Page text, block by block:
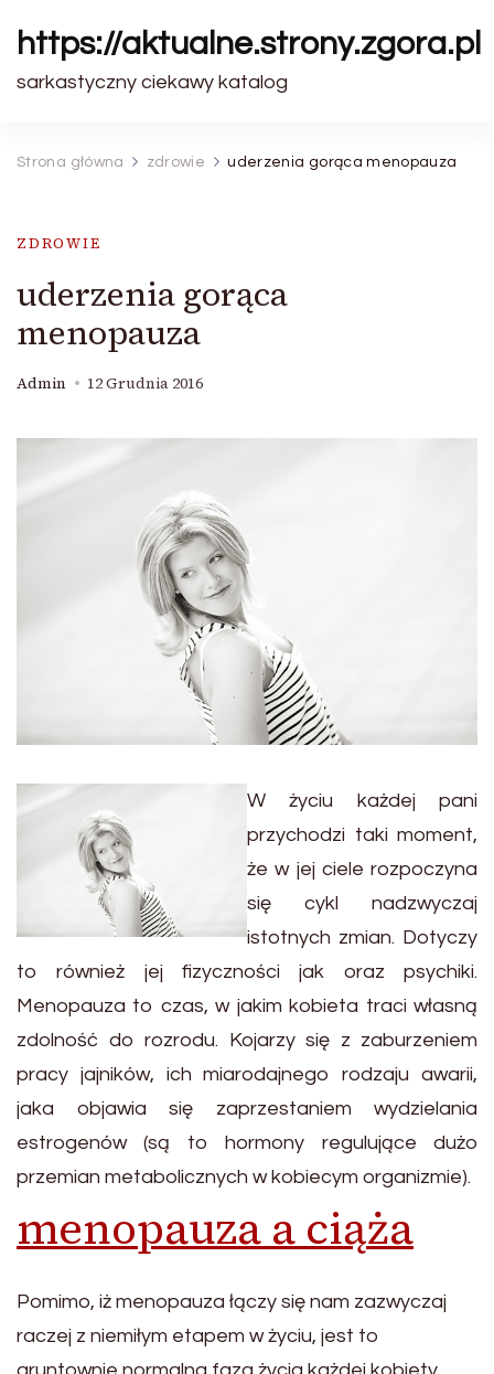
https://aktualne.strony.zgora.pl
sarkastyczny ciekawy katalog
Strona główna zdrowie uderzenia gorąca menopauza
ZDROWIE
uderzenia gorąca
menopauza
Admin 12 Grudnia 2016
W życiu każdej pani
przychodzi taki moment,
że w jej ciele rozpoczyna
się cykl nadzwyczaj
istotnych zmian. Dotyczy
to również jej fizyczności jak oraz psychiki.
Menopauza to czas, w jakim kobieta traci własną
zdolność do rozrodu. Kojarzy się z zaburzeniem
pracy jajników, ich miarodajnego rodzaju awarii,
jaka objawia się zaprzestaniem wydzielania
estrogenów (są to hormony regulujące dużo
przemian metabolicznych w kobiecym organizmie).
menopauza a ciąża
Pomimo, iż menopauza łączy się nam zazwyczaj
raczej z niemiłym etapem w życiu, jest to